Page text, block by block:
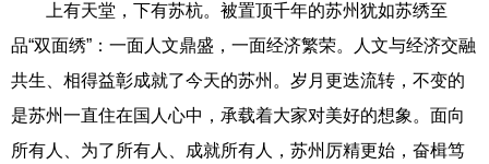
上有天堂，下有苏杭。被置顶千年的苏州犹如苏绣至
品“双面绣”：一面人文鼎盛，一面经济繁荣。人文与经济交融
共生、相得益彰成就了今天的苏州。岁月更迭流转，不变的
是苏州一直住在国人心中，承载着大家对美好的想象。面向
所有人、为了所有人、成就所有人，苏州厉精更始，奋楫笃